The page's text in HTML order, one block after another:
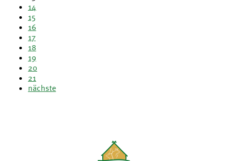
14
15
16
17
18
19
20
21
nächste